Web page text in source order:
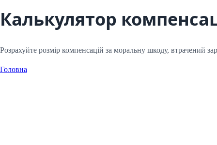
Калькулятор
Розрахуйте розмір компенсацій за моральну шкоду, втрачений
Головна